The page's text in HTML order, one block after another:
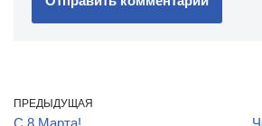
ПРЕДЫДУЩАЯ
C 8 Марта!